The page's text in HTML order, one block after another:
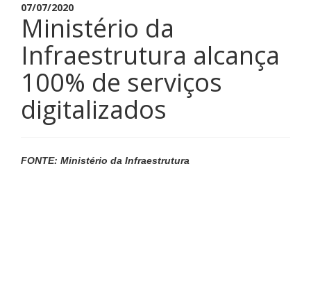
07/07/2020
Ministério da
Infraestrutura alcança
100% de serviços
digitalizados
FONTE: Ministério da Infraestrutura